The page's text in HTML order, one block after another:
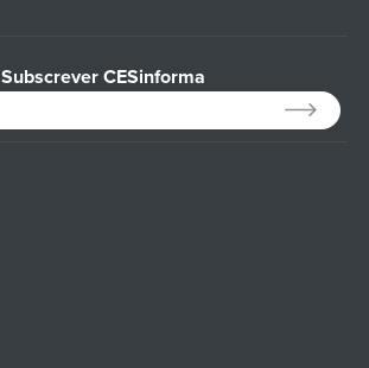
Subscrever CESinforma